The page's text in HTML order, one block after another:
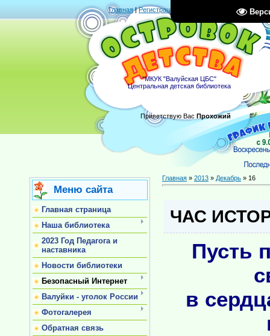
Главная|Регистрация
"МКУК "Валуйская ЦБС"
Центральная детская библиотека
Приветствую Вас Прохожий
Меню сайта
Главная страница
Наша библиотека
2023 Год Педагога и
наставника
Новости библиотеки
Безопасный Интернет
Валуйки - уголок России
Фотогалерея
Обратная связь
Главная » 2013 » Декабрь » 16
ЧАС
Пусть
в